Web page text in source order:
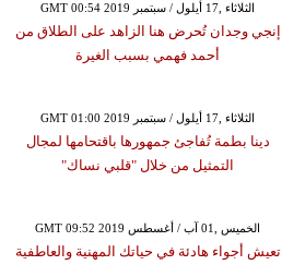
GMT 00:54 2019 الثلاثاء ,17 أيلول / سبتمبر
إنجي وجدان تُحرض هنا الزاهد على الطلاق من
أحمد فهمي بسبب الغيرة
GMT 01:00 2019 الثلاثاء ,17 أيلول / سبتمبر
دينا بطمة تُفاجئ جمهورها باقتحامها لمجال
التمثيل من خلال "قلبي نساك"
GMT 09:52 2019 الخميس ,01 آب / أغسطس
تعيش أجواء هادئة في حياتك المهنية والعاطفية